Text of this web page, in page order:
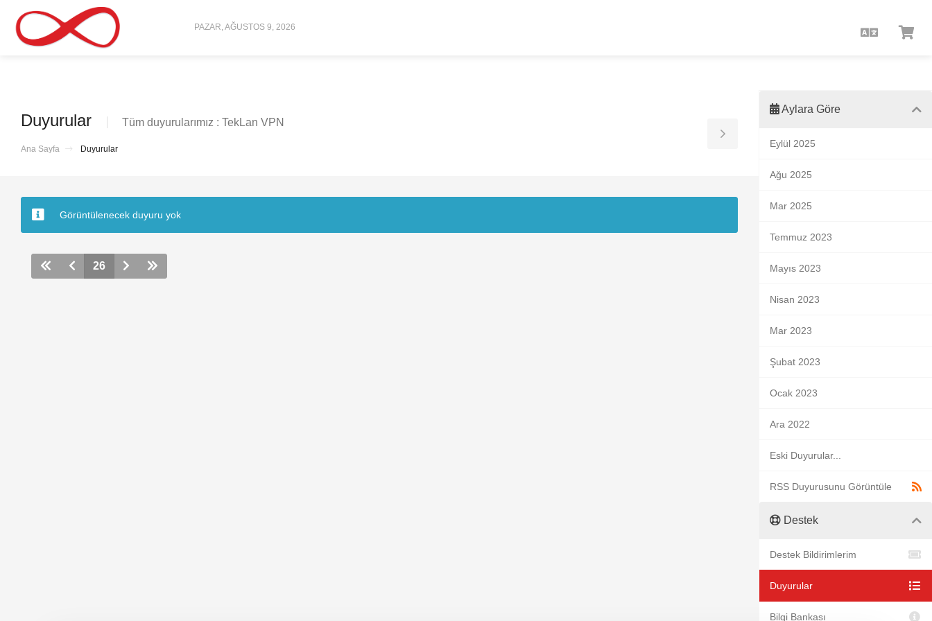
PAZAR, AĞUSTOS 9, 2026
Türkçe
Duyurular Tüm duyurularımız : TekLan VPN
Ana Sayfa Duyurular
Toggle
Sidebar
Görüntülenecek duyuru yok
26
Aylara Göre
Eylül 2025
Ağu 2025
Mar 2025
Temmuz 2023
Mayıs 2023
Nisan 2023
Mar 2023
Şubat 2023
Ocak 2023
Ara 2022
Eski Duyurular...
RSS Duyurusunu Görüntüle
Destek
Destek Bildirimlerim
Duyurular
Bilgi Bankası